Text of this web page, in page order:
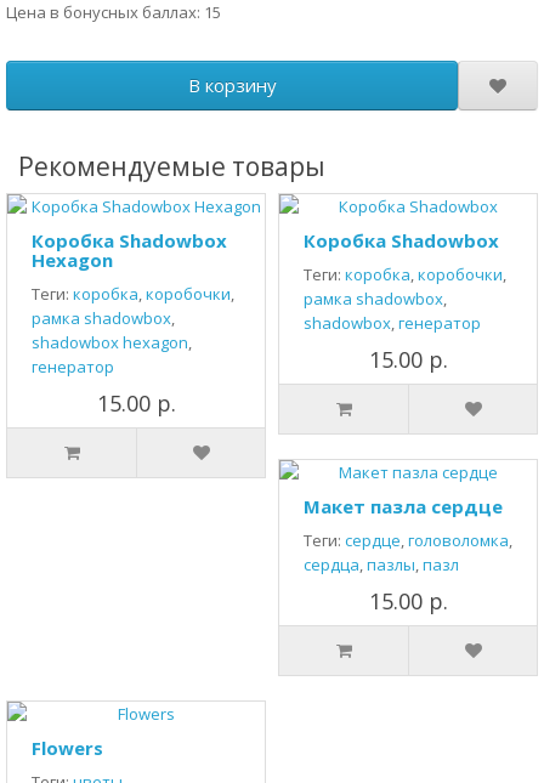
Цена в бонусных баллах: 15
В корзину
Рекомендуемые товары
Коробка Shadowbox
Hexagon
Теги: коробка,коробочки,
рамка shadowbox,
shadowbox hexagon,
генератор
15.00 р.
Коробка Shadowbox
Теги: коробка,коробочки,
рамка shadowbox,
shadowbox,генератор
15.00 р.
Макет пазла сердце
Теги: сердце,головоломка,
сердца,пазлы,пазл
15.00 р.
Flowers